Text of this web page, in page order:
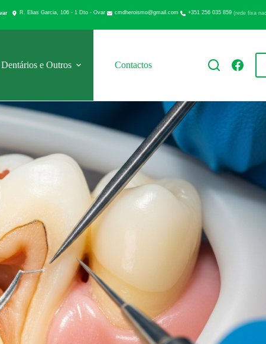
R. Elias Garcia, 106 - 1 Dto - Ovar cmdheroismo@gmail.com +351 256 035 859 (rede fixa
e Outros Contactos